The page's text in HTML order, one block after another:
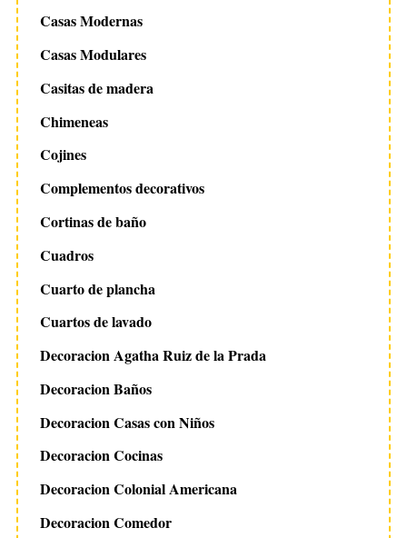
Casas Modernas
Casas Modulares
Casitas de madera
Chimeneas
Cojines
Complementos decorativos
Cortinas de baño
Cuadros
Cuarto de plancha
Cuartos de lavado
Decoracion Agatha Ruiz de la Prada
Decoracion Baños
Decoracion Casas con Niños
Decoracion Cocinas
Decoracion Colonial Americana
Decoracion Comedor